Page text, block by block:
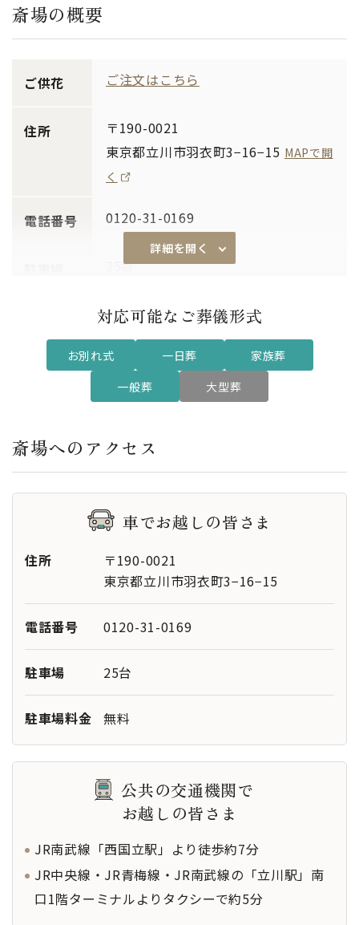
斎場の概要
ご供花 ご注文はこちら
住所
〒190-0021
東京都立川市羽衣町3−16−15 MAPで開
く
電話番号 0120-31-0169
25台
あり
席数
小式場 〜18席
大式場 〜80席
その他設
-
特記事項
詳細を開く
対応可能なご葬儀形式
お別れ式 一日葬
家族葬
一般葬
大型葬
斎場へのアクセス
車でお越しの皆さま
住所
〒190-0021
東京都立川市羽衣町3−16−15
電話番号 0120-31-0169
駐車場 25台
駐車場料金 無料
公共の交通機関で
お越しの皆さま
JR南武線「西国立駅」より徒歩約7分
JR中央線・JR青梅線・JR南武線の「立川駅」南
口1階ターミナルよりタクシーで約5分